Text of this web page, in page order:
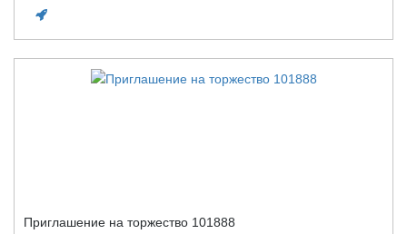
Приглашение на торжество 101888